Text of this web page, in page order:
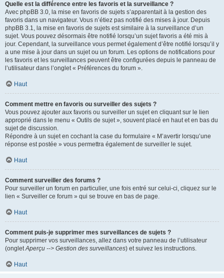
Quelle est la différence entre les favoris et la surveillance ?
Avec phpBB 3.0, la mise en favoris de sujets s’apparentait à la gestion des
favoris dans un navigateur. Vous n’étiez pas notifié des mises à jour. Depuis
phpBB 3.1, la mise en favoris de sujets est similaire à la surveillance d’un
sujet. Vous pouvez désormais être notifié lorsqu’un sujet favoris a été mis à
jour. Cependant, la surveillance vous permet également d’être notifié lorsqu’il y
a une mise à jour dans un sujet ou un forum. Les options de notifications pour
les favoris et les surveillances peuvent être configurées depuis le panneau de
l’utilisateur dans l’onglet « Préférences du forum ».
Haut
Comment mettre en favoris ou surveiller des sujets ?
Vous pouvez ajouter aux favoris ou surveiller un sujet en cliquant sur le lien
approprié dans le menu « Outils de sujet », souvent placé en haut et en bas du
sujet de discussion.
Répondre à un sujet en cochant la case du formulaire « M’avertir lorsqu’une
réponse est postée » vous permettra également de surveiller le sujet.
Haut
Comment surveiller des forums ?
Pour surveiller un forum en particulier, une fois entré sur celui-ci, cliquez sur le
lien « Surveiller ce forum » qui se trouve en bas de page.
Haut
Comment puis-je supprimer mes surveillances de sujets ?
Pour supprimer vos surveillances, allez dans votre panneau de l’utilisateur
(ongletAperçu --> Gestion des surveillances) et suivez les instructions.
Haut